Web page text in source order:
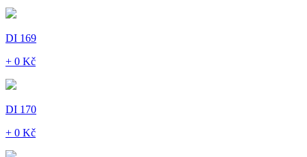
DI 169
+ 0 Kč
DI 170
+ 0 Kč